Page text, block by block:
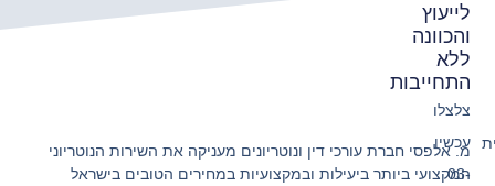
מ. אלפסי חברת עורכי דין ונוטריונים מעניקה את השירות הנוטריוני
המקצועי ביותר ביעילות ובמקצועיות במחירים הטובים בישראל
לייעוץ
והכוונה
ללא
התחייבות
צלצלו
עכשיו
03-